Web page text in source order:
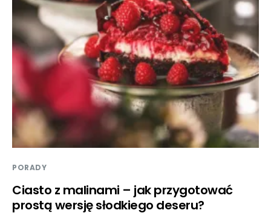
PORADY
Ciasto z malinami – jak przygotować
prostą wersję słodkiego deseru?